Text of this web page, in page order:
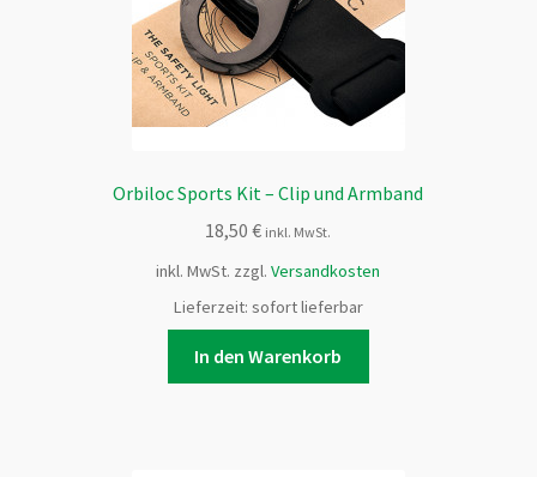
Orbiloc Sports Kit – Clip und Armband
18,50€ inkl. MwSt.
inkl. MwSt. zzgl.Versandkosten
Lieferzeit: sofort lieferbar
In den Warenkorb